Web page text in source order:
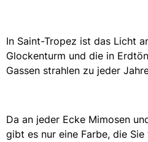
In Saint-Tropez ist das Licht
Glockenturm und die in
Gassen strahlen zu jeder
Da an jeder Ecke Mimosen
gibt es nur eine Farbe, die